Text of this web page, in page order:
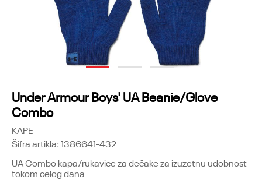
1 2 3
Under Armour Boys' UA Beanie/Glove
Combo
KAPE
Šifra artikla:1386641-432
UA Combo kapa/rukavice za dečake za izuzetnu udobnost
tokom celog dana